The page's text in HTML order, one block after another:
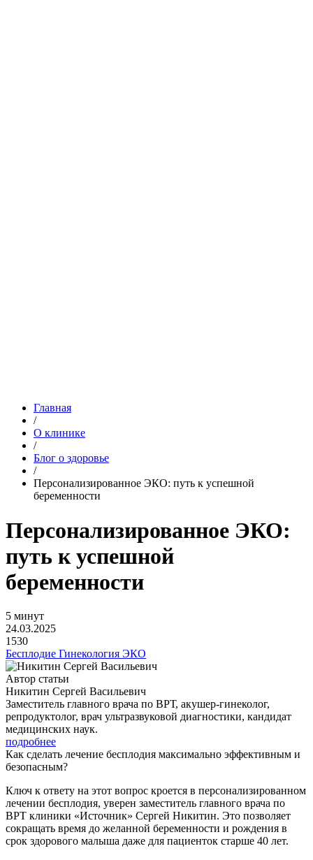
Главная
/
О клинике
/
Блог о здоровье
/
Персонализированное ЭКО: путь к успешной
беременности
Персонализированное ЭКО:
путь к успешной
беременности
5 минут
24.03.2025
1530
Бесплодие Гинекология ЭКО
Автор статьи
Никитин Сергей Васильевич
Заместитель главного врача по ВРТ, акушер-гинеколог,
репродуктолог, врач ультразвуковой диагностики, кандидат
медицинских наук.
подробнее
Как сделать лечение бесплодия максимально эффективным и
безопасным?
Ключ к ответу на этот вопрос кроется в персонализированном
лечении бесплодия, уверен заместитель главного врача по
ВРТ клиники «Источник» Сергей Никитин. Это позволяет
сокращать время до желанной беременности и рождения в
срок здорового малыша даже для пациенток старше 40 лет.